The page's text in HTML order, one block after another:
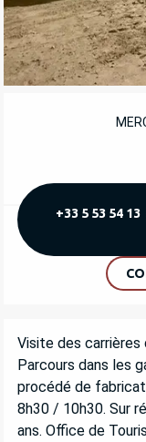
+33 5 53 54 13
Visite des carrières
Parcours dans les
procédé de
8h30 / 10h30. Sur
ans. Office de